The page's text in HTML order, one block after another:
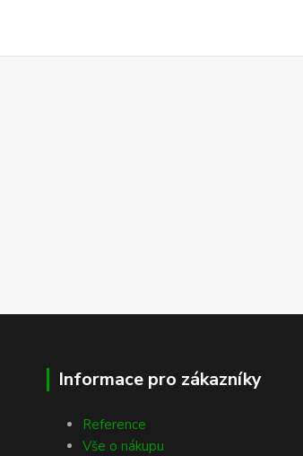
Informace pro zákazníky
Reference
Vše o nákupu